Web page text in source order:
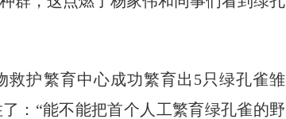
护繁育中心成功繁育出5只绿孔雀雏
：“能不能把首个人工繁育绿孔雀的野